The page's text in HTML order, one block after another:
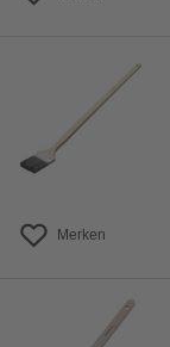
Merken